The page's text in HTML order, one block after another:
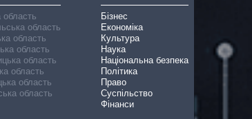
область
область
область
область
область
область
область
Бізнес
Економіка
Культура
Наука
Національна безпека
Політика
Право
Суспільство
Фінанси